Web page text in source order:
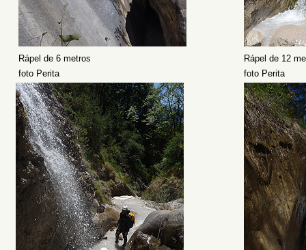
Rápel de 6 metros
Rápel de 12
foto Perita
foto Perita